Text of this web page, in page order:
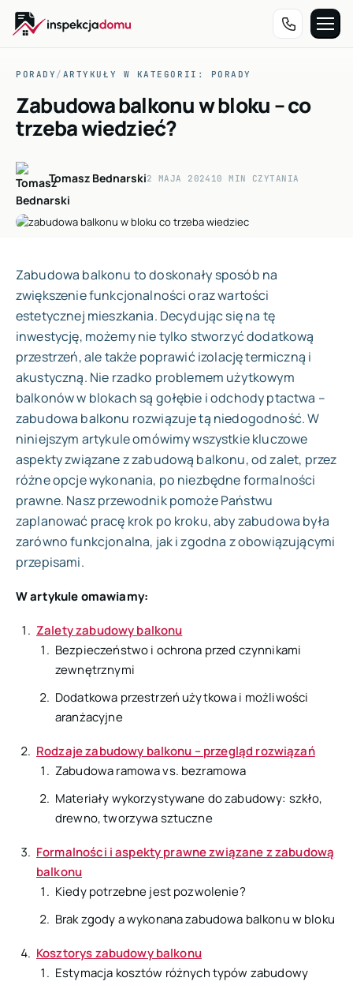
PORADY / ARTYKUŁY W KATEGORII: PORADY
Zabudowa balkonu w bloku – co
trzeba wiedzieć?
Tomasz Bednarski2 MAJA 2024 10 MIN CZYTANIA
Zabudowa balkonu to doskonały sposób na
zwiększenie funkcjonalności oraz wartości
estetycznej mieszkania. Decydując się na tę
inwestycję, możemy nie tylko stworzyć dodatkową
przestrzeń, ale także poprawić izolację termiczną i
akustyczną. Nie rzadko problemem użytkowym
balkonów w blokach są gołębie i odchody ptactwa –
zabudowa balkonu rozwiązuje tą niedogodność. W
niniejszym artykule omówimy wszystkie kluczowe
aspekty związane z zabudową balkonu, od zalet, przez
różne opcje wykonania, po niezbędne formalności
prawne. Nasz przewodnik pomoże Państwu
zaplanować pracę krok po kroku, aby zabudowa była
zarówno funkcjonalna, jak i zgodna z obowiązującymi
przepisami.
W artykule omawiamy:
Zalety zabudowy balkonu
Bezpieczeństwo i ochrona przed czynnikami
zewnętrznymi
Dodatkowa przestrzeń użytkowa i możliwości
aranżacyjne
Rodzaje zabudowy balkonu – przegląd rozwiązań
Zabudowa ramowa vs. bezramowa
Materiały wykorzystywane do zabudowy: szkło,
drewno, tworzywa sztuczne
Formalności i aspekty prawne związane z zabudową
balkonu
Kiedy potrzebne jest pozwolenie?
Brak zgody a wykonana zabudowa balkonu w bloku
Kosztorys zabudowy balkonu
Estymacja kosztów różnych typów zabudowy